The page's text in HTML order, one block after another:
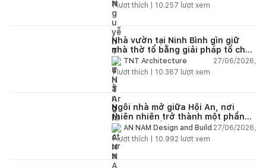
1lượt thích | 10.257 lượt xem
Nhà vườn tại Ninh Bình gìn giữ
nhà thờ tổ bằng giải pháp tổ chức
lại không gian
TNT Architecture
27/06/2026,
1lượt thích | 10.367 lượt xem
Ngôi nhà mở giữa Hội An, nơi
thiên nhiên trở thành một phần
của cuộc sống
AN NAM Design and Build 27/06/2026,
1lượt thích | 10.992 lượt xem